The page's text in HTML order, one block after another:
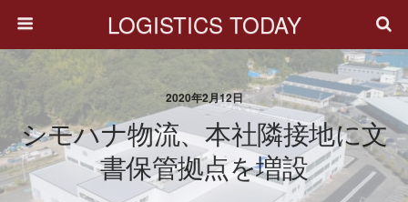
LOGISTICS TODAY
2020年2月12日
シモハナ物流、本社隣接地に文
書保管拠点を増設